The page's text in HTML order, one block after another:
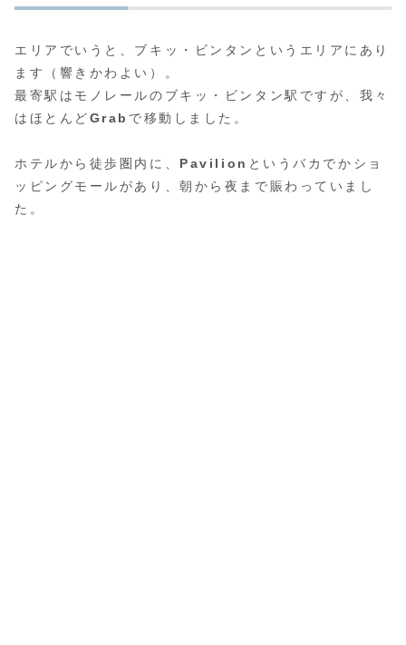
エリアでいうと、ブキッ・ビンタンというエリアにあり
ます（響きかわよい）。
最寄駅はモノレールのブキッ・ビンタン駅ですが、我々
はほとんどGrab で移動しました。
ホテルから徒歩圏内に、 Pavilion というバカでかショ
ッピングモールがあり、朝から夜まで賑わっていまし
た。